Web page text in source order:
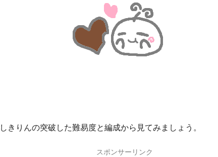
しきりんの突破した難易度と編成から見てみましょう。
スポンサーリンク